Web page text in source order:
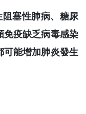
塞性肺病、糖尿
免疫缺乏病毒感染
可能增加肺炎發生